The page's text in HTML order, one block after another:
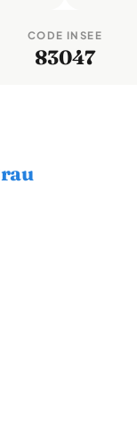
CODE INSEE
83047